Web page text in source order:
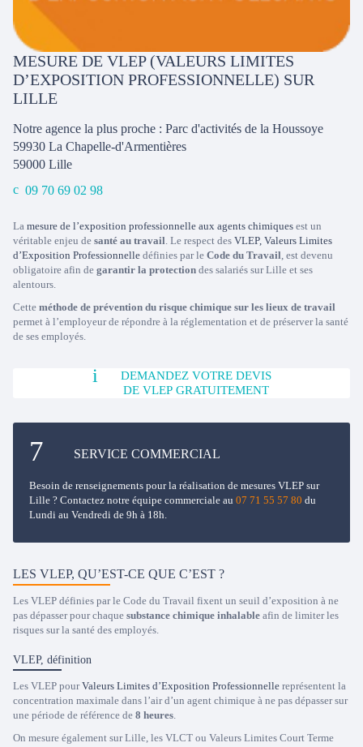
MESURE DE VLEP (VALEURS LIMITES
D’EXPOSITION PROFESSIONNELLE) SUR
LILLE
Notre agence la plus proche : Parc d'activités de la Houssoye
59930 La Chapelle-d'Armentières
59000 Lille
09 70 69 02 98
La mesure de l’exposition professionnelle aux agents chimiques est un
véritable enjeu de santé au travail. Le respect des VLEP, Valeurs Limites
d’Exposition Professionnelle définies par le Code du Travail, est devenu
obligatoire afin de garantir la protection des salariés sur Lille et ses
alentours.
Cette méthode de prévention du risque chimique sur les lieux de travail
permet à l’employeur de répondre à la réglementation et de préserver la santé
de ses employés.
DEMANDEZ VOTRE DEVIS
DE VLEP GRATUITEMENT
SERVICE COMMERCIAL
Besoin de renseignements pour la réalisation de mesures VLEP sur
Lille ? Contactez notre équipe commerciale au 07 71 55 57 80 du
Lundi au Vendredi de 9h à 18h.
LES VLEP, QU’EST-CE QUE C’EST ?
Les VLEP définies par le Code du Travail fixent un seuil d’exposition à ne
pas dépasser pour chaque substance chimique inhalable afin de limiter les
risques sur la santé des employés.
VLEP, définition
Les VLEP pourValeurs Limites d’Exposition Professionnelle représentent la
concentration maximale dans l’air d’un agent chimique à ne pas dépasser sur
une période de référence de 8 heures.
On mesure également sur Lille, les VLCT ou Valeurs Limites Court Terme